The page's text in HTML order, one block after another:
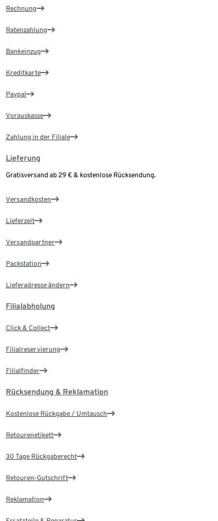
Rechnung
Ratenzahlung
Bankeinzug
Kreditkarte
Paypal
Vorauskasse
Zahlung in der Filiale
Lieferung
Gratisversand ab 29 € & kostenlose Rücksendung.
Versandkosten
Lieferzeit
Versandpartner
Packstation
Lieferadresse ändern
Filialabholung
Click & Collect
Filialreservierung
Filialfinder
Rücksendung & Reklamation
Kostenlose Rückgabe / Umtausch
Retourenetikett
30 Tage Rückgaberecht
Retouren-Gutschrift
Reklamation